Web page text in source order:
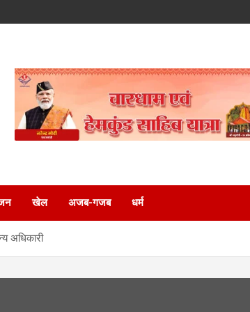
खेल अजब-गजब धर्म
अधिकारी